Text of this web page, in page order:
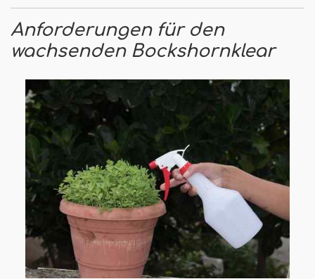
Anforderungen für den
wachsenden Bockshornklear